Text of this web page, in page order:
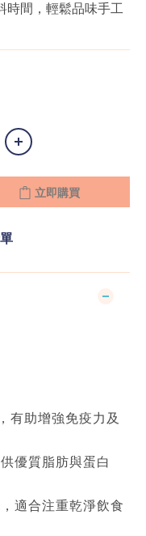
時間，輕鬆品味手工
立即購買
有助增強免疫力及
優質脂肪與蛋白
適合注重乾淨飲食